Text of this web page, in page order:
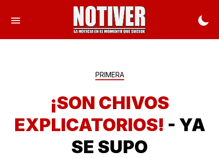
PRIMERA
¡SON CHIVOS
EXPLICATORIOS! - YA
SE SUPO